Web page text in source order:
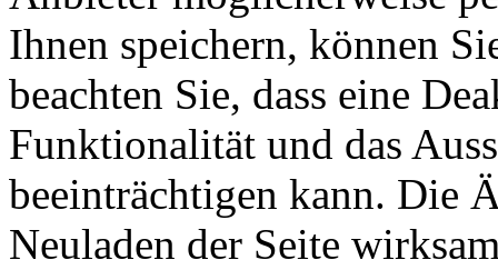
Ihnen speichern, können
beachten Sie, dass eine
Funktionalität und das
beeinträchtigen kann. Die
Neuladen der Seite